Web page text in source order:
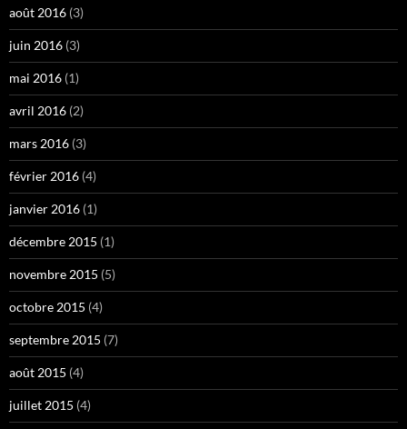
août 2016 (3)
juin 2016 (3)
mai 2016 (1)
avril 2016 (2)
mars 2016 (3)
février 2016 (4)
janvier 2016 (1)
décembre 2015 (1)
novembre 2015 (5)
octobre 2015 (4)
septembre 2015 (7)
août 2015 (4)
juillet 2015 (4)